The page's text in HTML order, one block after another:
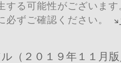
する可能性がございます
必ずご確認ください。
（２０１９年１１月